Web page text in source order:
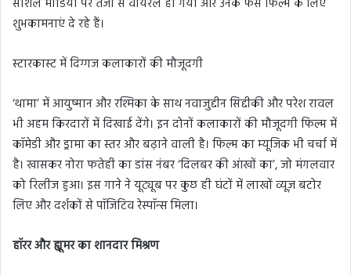
शुभकामनाएं दे रहे हैं।
स्टारकास्ट में दिग्गज कलाकारों की मौजूदगी
‘थामा’ में आयुष्मान और रश्मिका के साथ नवाजुद्दीन सिद्दीकी और परेश रावल
भी अहम किरदारों में दिखाई देंगे। इन दोनों कलाकारों की मौजूदगी फिल्म में
कॉमेडी और ड्रामा का स्तर और बढ़ाने वाली है। फिल्म का म्यूजिक भी चर्चा में
है। खासकर नोरा फतेही का डांस नंबर ‘दिलबर की आंखों का’, जो मंगलवार
को रिलीज हुआ। इस गाने ने यूट्यूब पर कुछ ही घंटों में लाखों व्यूज़ बटोर
लिए और दर्शकों से पॉजिटिव रेस्पॉन्स मिला।
हॉरर और ह्यूमर का शानदार मिश्रण